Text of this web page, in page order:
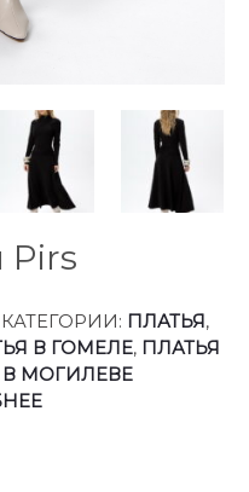
Pirs
КАТЕГОРИИ: ПЛАТЬЯ,
В ГОМЕЛЕ, ПЛАТЬЯ
В МОГИЛЕВЕ